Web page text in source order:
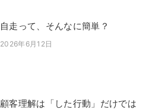
自走って、そんなに簡単？
投稿日
2026年6月12日
顧客理解は「した行動」だけでは